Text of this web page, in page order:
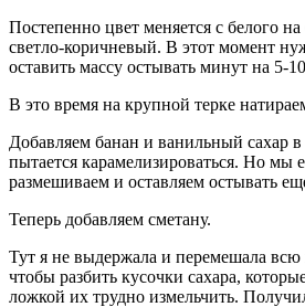
Постепенно цвет меняется с белого
светло-коричневый. В этот момент
оставить массу остывать минут на 5-
В это время на крупной терке
Добавляем банан и ванильный сахар в
пытается карамелизироваться. Но мы
размешиваем и оставляем остывать
Теперь добавляем сметану.
Тут я не выдержала и перемешала всю
чтобы разбить кусочки сахара,
ложкой их трудно измельчить.